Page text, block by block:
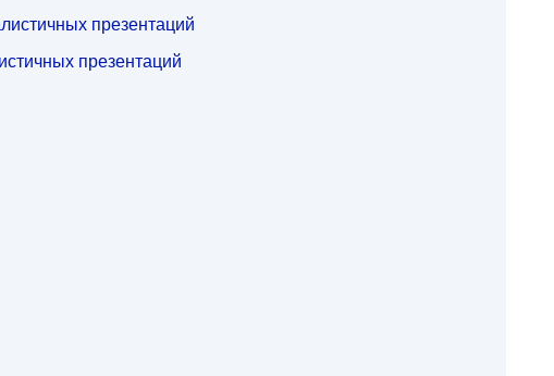
презентаций
презентаций